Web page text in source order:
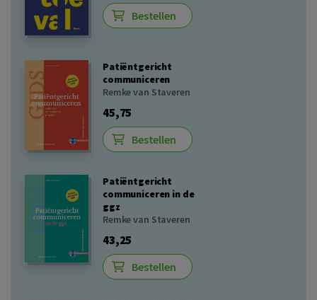
Bestellen
Patiëntgericht
communiceren
Remke van Staveren
45,75
Bestellen
Patiëntgericht
communiceren in de
ggz
Remke van Staveren
43,25
Bestellen